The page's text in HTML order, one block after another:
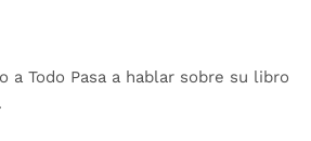
a Todo Pasa a hablar sobre su libro